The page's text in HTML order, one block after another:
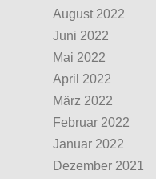
August 2022
Juni 2022
Mai 2022
April 2022
März 2022
Februar 2022
Januar 2022
Dezember 2021